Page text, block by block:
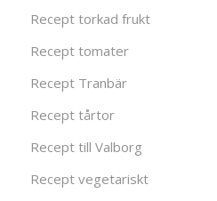
Recept torkad frukt
Recept tomater
Recept Tranbär
Recept tårtor
Recept till Valborg
Recept vegetariskt